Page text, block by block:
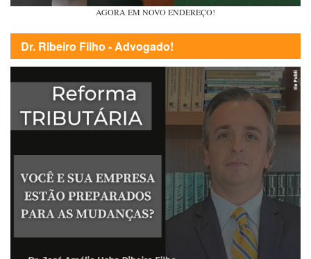
AGORA EM NOVO ENDEREÇO!
Dr. Ribeiro Filho - Advogado!